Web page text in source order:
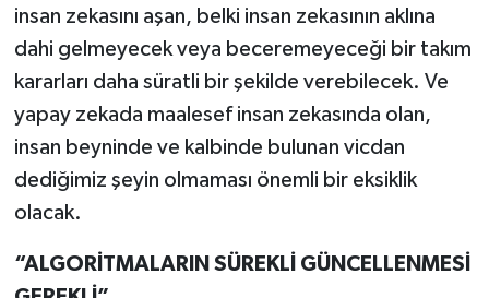
insan zekasını aşan, belki insan zekasının aklına
dahi gelmeyecek veya beceremeyeceği bir takım
kararları daha süratli bir şekilde verebilecek. Ve
yapay zekada maalesef insan zekasında olan,
insan beyninde ve kalbinde bulunan vicdan
dediğimiz şeyin olmaması önemli bir eksiklik
olacak.
“ALGORİTMALARIN SÜREKLİ GÜNCELLENMESİ